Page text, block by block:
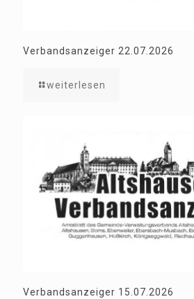
Verbandsanzeiger 22.07.2026
weiterlesen
Verbandsanzeiger 15.07.2026